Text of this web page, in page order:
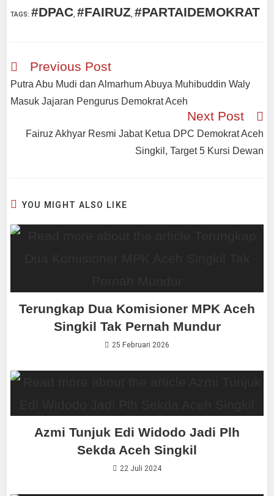
TAGS:#DPAC, #FAIRUZ, #PARTAIDEMOKRAT
Previous Post
Putra Abu Mudi dan Almarhum Abuya Muhibuddin Waly
Masuk Jajaran Pengurus Demokrat Aceh
Next Post
Fairuz Akhyar Resmi Jabat Ketua DPC Demokrat Aceh
Singkil, Target 5 Kursi Dewan
YOU MIGHT ALSO LIKE
Terungkap Dua Komisioner MPK Aceh
Singkil Tak Pernah Mundur
25 Februari 2026
Azmi Tunjuk Edi Widodo Jadi Plh
Sekda Aceh Singkil
22 Juli 2024